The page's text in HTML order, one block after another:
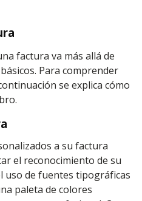
factura va más allá de
Para comprender
se explica cómo
a su factura
el reconocimiento de su
uso de fuentes tipográficas
paleta de colores